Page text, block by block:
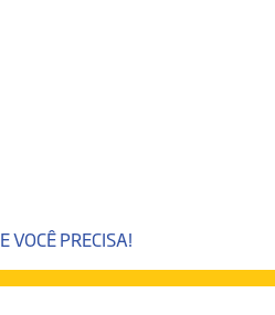
VOCÊ PRECISA!